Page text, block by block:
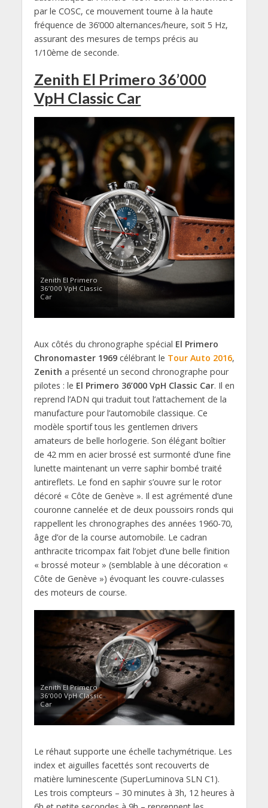
par le COSC, ce mouvement tourne à la haute
fréquence de 36’000 alternances/heure, soit 5 Hz,
assurant des mesures de temps précis au
1/10ème de seconde.
Zenith El Primero 36’000
VpH Classic Car
Zenith El Primero
36’000 VpH Classic
Car
Aux côtés du chronographe spécial El Primero
Chronomaster 1969célébrant le Tour Auto 2016,
Zenith a présenté un second chronographe pour
pilotes : le El Primero 36’000 VpH Classic Car. Il en
reprend l’ADN qui traduit tout l’attachement de la
manufacture pour l’automobile classique. Ce
modèle sportif tous les gentlemen drivers
amateurs de belle horlogerie. Son élégant boîtier
de 42 mm en acier brossé est surmonté d’une fine
lunette maintenant un verre saphir bombé traité
antireflets. Le fond en saphir s’ouvre sur le rotor
décoré « Côte de Genève ». Il est agrémenté d’une
couronne cannelée et de deux poussoirs ronds qui
rappellent les chronographes des années 1960-70,
âge d’or de la course automobile. Le cadran
anthracite tricompax fait l’objet d’une belle finition
« brossé moteur » (semblable à une décoration «
Côte de Genève ») évoquant les couvre-culasses
des moteurs de course.
Zenith El Primero
36’000 VpH Classic
Car
Le réhaut supporte une échelle tachymétrique. Les
index et aiguilles facettés sont recouverts de
matière luminescente (SuperLuminova SLN C1).
Les trois compteurs – 30 minutes à 3h, 12 heures à